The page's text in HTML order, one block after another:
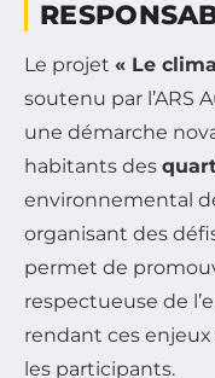
Le projet « Le
soutenu par l’ARS
une démarche
habitants des
environnemental
organisant des
permet de
respectueuse de
rendant ces
les participants.